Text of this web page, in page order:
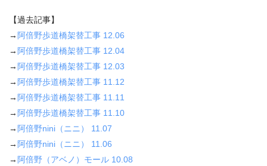
【過去記事】
→ 阿倍野歩道橋架替工事 12.06
→ 阿倍野歩道橋架替工事 12.04
→ 阿倍野歩道橋架替工事 12.03
→ 阿倍野歩道橋架替工事 11.12
→ 阿倍野歩道橋架替工事 11.11
→ 阿倍野歩道橋架替工事 11.10
→ 阿倍野nini（ニニ） 11.07
→ 阿倍野nini（ニニ） 11.06
→ 阿倍野（アベノ）モール 10.08